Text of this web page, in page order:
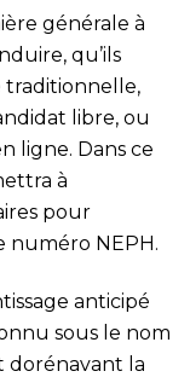
générale à
qu’ils
traditionnelle,
libre, ou
ligne. Dans ce
à
pour
numéro NEPH.
anticipé
sous le nom
dorénavant la